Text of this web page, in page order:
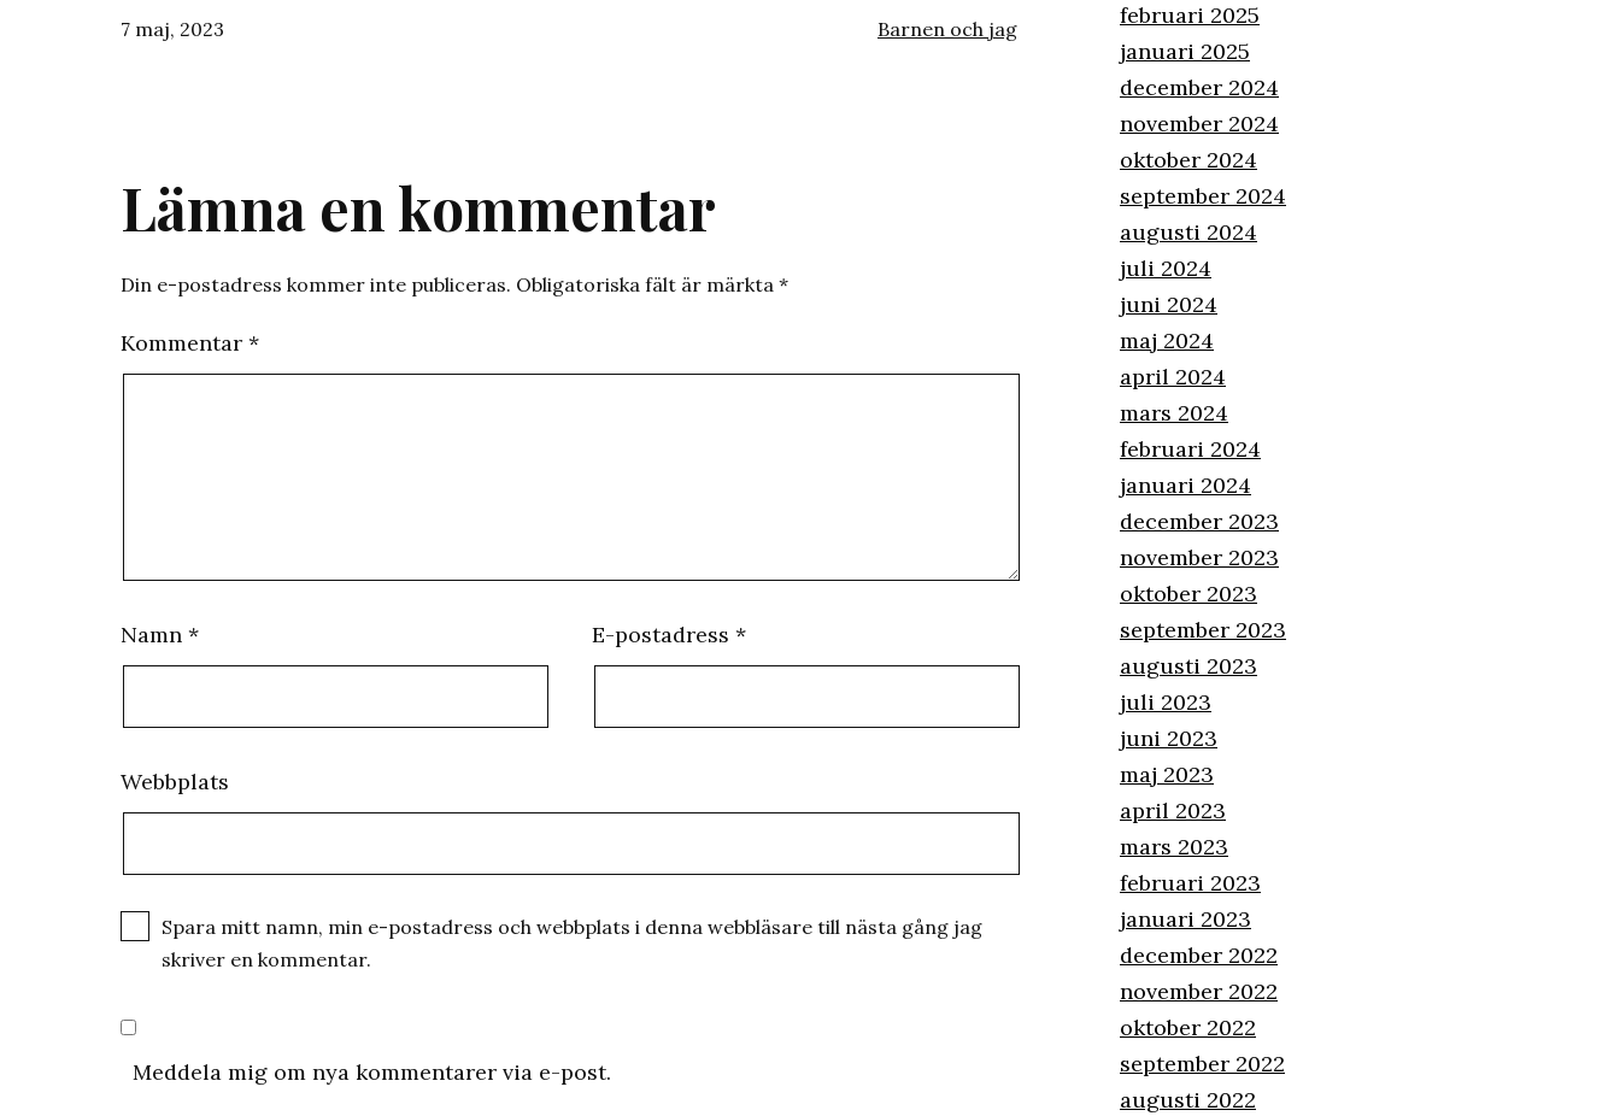
Publicerat
7 maj, 2023
Kategoriserat
Barnen och jag
Lämna en kommentar
Din e-postadress kommer inte publiceras. Obligatoriska fält är märkta *
Kommentar *
Namn * E-postadress *
Webbplats
Spara mitt namn, min e-postadress och webbplats i denna webbläsare till nästa gång jag
skriver en kommentar.
Meddela mig om nya kommentarer via e-post.
februari 2025
januari 2025
december 2024
november 2024
oktober 2024
september 2024
augusti 2024
juli 2024
juni 2024
maj 2024
april 2024
mars 2024
februari 2024
januari 2024
december 2023
november 2023
oktober 2023
september 2023
augusti 2023
juli 2023
juni 2023
maj 2023
april 2023
mars 2023
februari 2023
januari 2023
december 2022
november 2022
oktober 2022
september 2022
augusti 2022